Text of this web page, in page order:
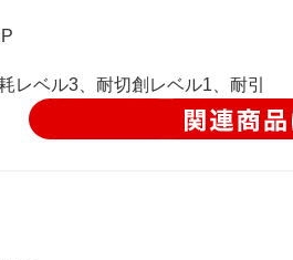
レベル3、耐切創レベル1、耐引